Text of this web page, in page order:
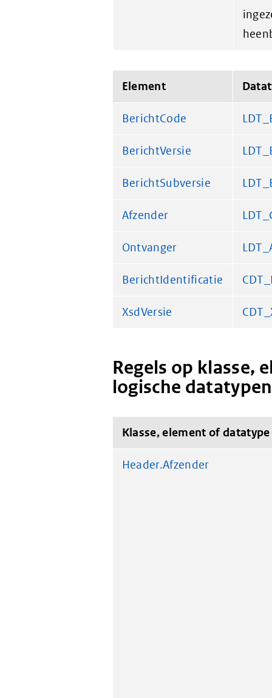
Element
BerichtCode
BerichtVersie
BerichtSubversie
Afzender
Ontvanger
BerichtIdentificatie
XsdVersie
Regels op klasse,
logische datatypen
Klasse, element of datatype
Header.Afzender